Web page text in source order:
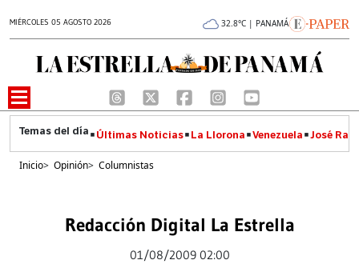
MIÉRCOLES 05 AGOSTO 2026 32.8°C | PANAMÁ
Últimas Noticias La Llorona Venezuela José
Inicio> Opinión> Columnistas
Redacción Digital La Estrella
01/08/2009 02:00